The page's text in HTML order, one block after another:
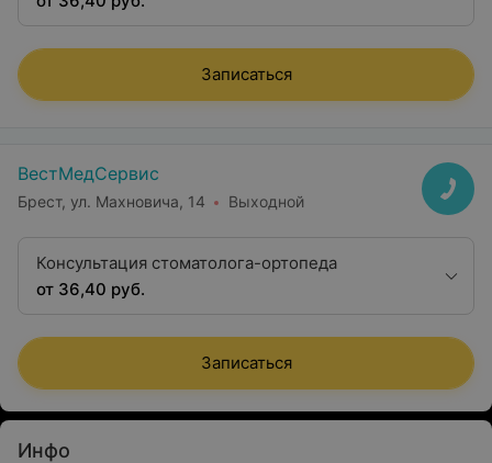
Записаться
ВестМедСервис
Брест, ул. Махновича, 14 Выходной
Консультация стоматолога-ортопеда
от 36,40 руб.
Записаться
Инфо